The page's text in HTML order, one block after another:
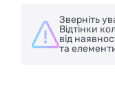
Зверніть
Відтінки
від
та